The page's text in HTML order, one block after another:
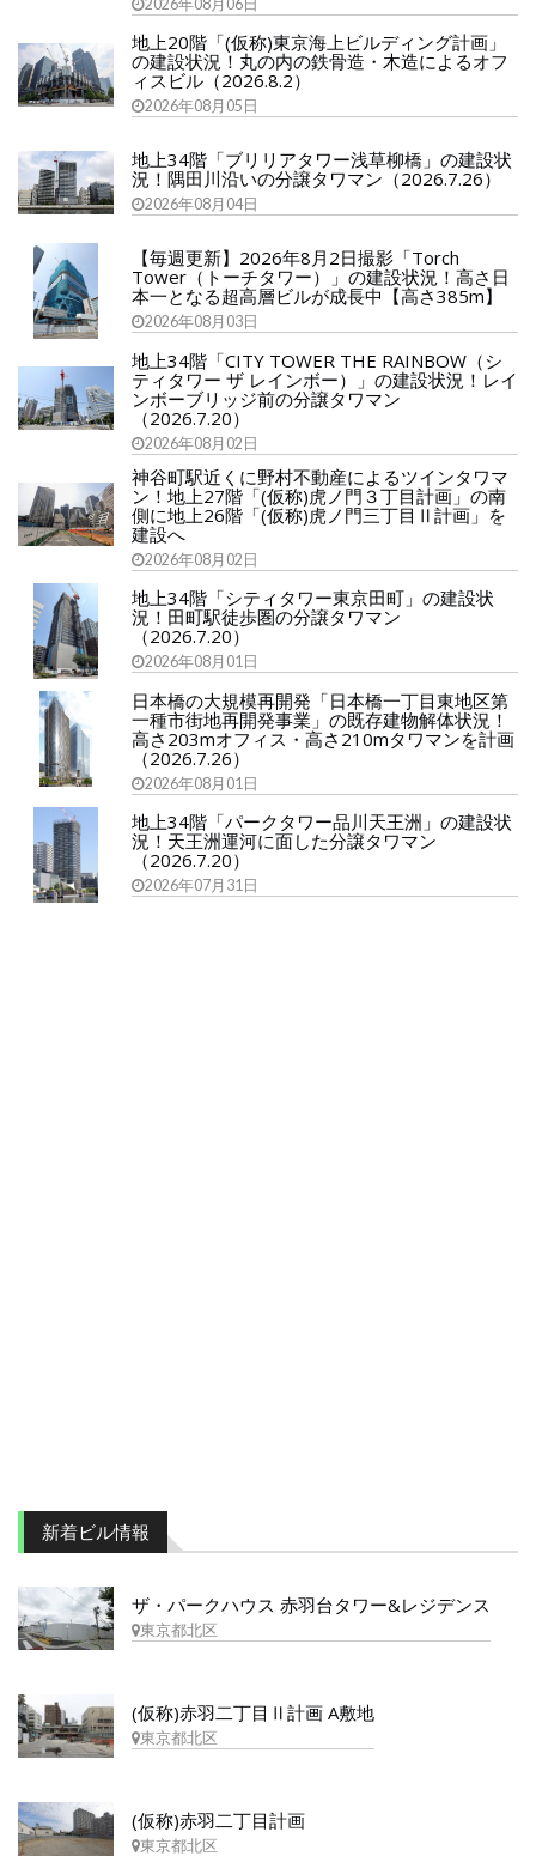
2026年08月06日
地上20階「(仮称)東京海上ビルディング計画」
の建設状況！丸の内の鉄骨造・木造によるオフ
ィスビル（2026.8.2）
2026年08月05日
地上34階「ブリリアタワー浅草柳橋」の建設状
況！隅田川沿いの分譲タワマン（2026.7.26）
2026年08月04日
【毎週更新】2026年8月2日撮影「Torch
Tower（トーチタワー）」の建設状況！高さ日
本一となる超高層ビルが成長中【高さ385m】
2026年08月03日
地上34階「CITY TOWER THE RAINBOW（シ
ティタワー ザ レインボー）」の建設状況！レイ
ンボーブリッジ前の分譲タワマン
（2026.7.20）
2026年08月02日
神谷町駅近くに野村不動産によるツインタワマ
ン！地上27階「(仮称)虎ノ門３丁目計画」の南
側に地上26階「(仮称)虎ノ門三丁目Ⅱ計画」を
建設へ
2026年08月02日
地上34階「シティタワー東京田町」の建設状
況！田町駅徒歩圏の分譲タワマン
（2026.7.20）
2026年08月01日
日本橋の大規模再開発「日本橋一丁目東地区第
一種市街地再開発事業」の既存建物解体状況！
高さ203mオフィス・高さ210mタワマンを計画
（2026.7.26）
2026年08月01日
地上34階「パークタワー品川天王洲」の建設状
況！天王洲運河に面した分譲タワマン
（2026.7.20）
2026年07月31日
新着ビル情報
ザ・パークハウス 赤羽台タワー&レジデンス
東京都北区
(仮称)赤羽二丁目Ⅱ計画 A敷地
東京都北区
(仮称)赤羽二丁目計画
東京都北区